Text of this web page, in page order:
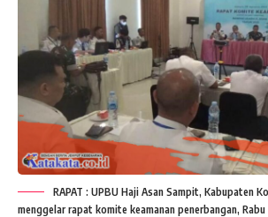
RAPAT : UPBU Haji Asan Sampit, Kabupaten
menggelar rapat komite keamanan penerbangan,